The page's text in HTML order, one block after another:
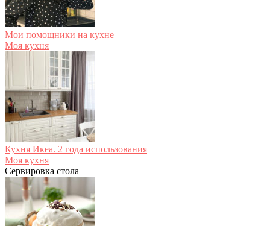
Мои помощники на кухне
Моя кухня
Кухня Икеа. 2 года использования
Моя кухня
Сервировка стола